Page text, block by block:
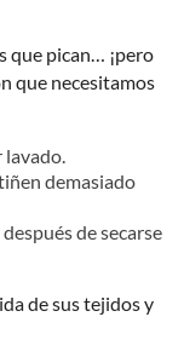
que pican… ¡pero
que necesitamos
lavado.
demasiado
de secarse
de sus tejidos y